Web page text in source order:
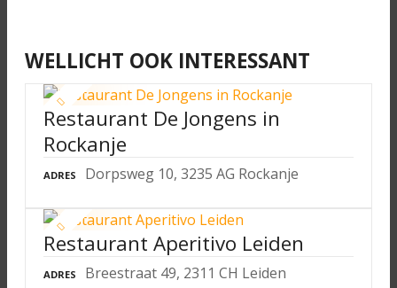
WELLICHT OOK INTERESSANT
Restaurant De Jongens in
Rockanje
ADRES Dorpsweg 10, 3235 AG Rockanje
Restaurant Aperitivo Leiden
ADRES Breestraat 49, 2311 CH Leiden